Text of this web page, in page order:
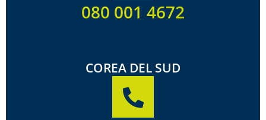
080 001 4672
COREA DEL SUD